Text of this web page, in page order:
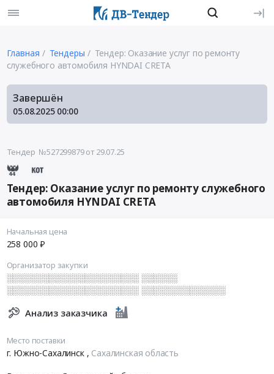
Главная Тендеры
Тендер: Оказание услуг по ремонту
служебного автомобиля HYNDAI CRETA
Завершён
05.08.2025 00:00
Тендер №527299879от 29.07.25
Тендер: Оказание услуг по ремонту служебного
автомобиля HYNDAI CRETA
Начальная цена
258 000 ₽
Организатор закупки
░░░░░░░░░░░░░░░░░░░░░░ ░░░░░░
░░░░░░░░░░░░░░░░░░░░░░ ░░░░░░░░░░░░░░
Анализ заказчика
Место поставки
г. Южно-Сахалинск , Сахалинская область